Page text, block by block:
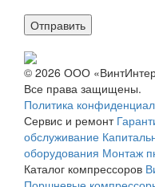
Отправить
© 2026 ООО
Все права защищены.
Политика
Сервис и ремонт
обслуживание
оборудования Монтаж
Каталог компрессоров